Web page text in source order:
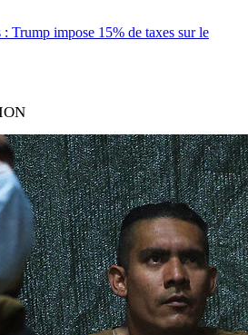
: Trump impose 15% de taxes sur le